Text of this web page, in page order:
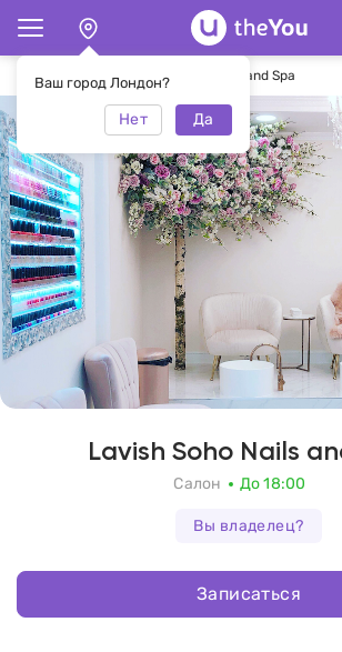
Ваш город Лондон?
Нет Да
Главная Салон Lavish Soho Nails and Spa
Lavish Soho Nails
Салон До 18:00
Вы владелец?
Записаться